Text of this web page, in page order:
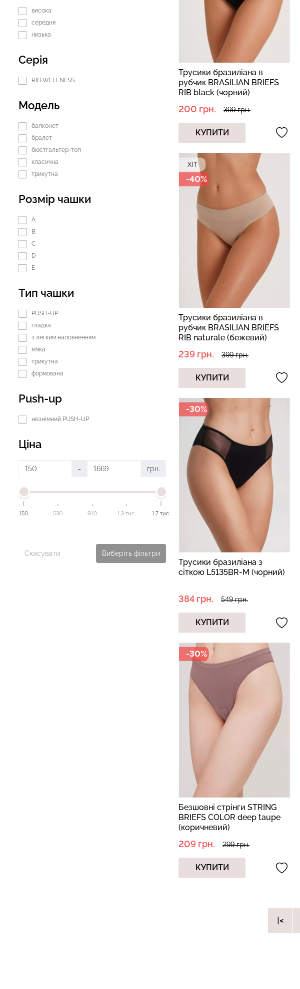
висока
середня
низька
Серія
RIB WELLNESS
Модель
балконет
бралет
бюстгальтер-топ
класична
трикутна
Розмір чашки
A
B
C
D
E
Тип чашки
PUSH-UP
гладка
з легким наповненням
м'яка
трикутна
формована
Push-up
незнімний PUSH-UP
Ціна
- грн.
150 530 910 1,3 тис. 1,7 тис.
Скасувати Виберіть фільтри
Трусики бразиліана в
рубчик BRASILIAN BRIEFS
RIB black (чорний)
200 грн. 399 грн.
КУПИТИ
-40%
Трусики бразиліана в
рубчик BRASILIAN BRIEFS
RIB naturale (бежевий)
239 грн. 399 грн.
КУПИТИ
-30%
Трусики бразиліана з
сіткою L5135BR-M (чорний)
384 грн. 549 грн.
КУПИТИ
-30%
Безшовні стрінги STRING
BRIEFS COLOR deep taupe
(коричневий)
209 грн. 299 грн.
КУПИТИ
|